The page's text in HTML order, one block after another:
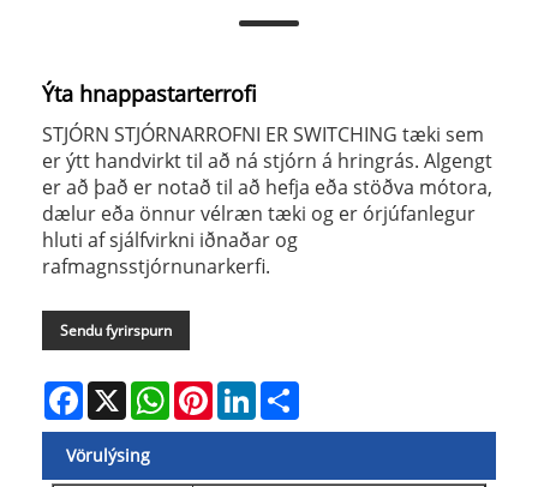
Ýta hnappastarterrofi
STJÓRN STJÓRNARROFNI ER SWITCHING tæki sem
er ýtt handvirkt til að ná stjórn á hringrás. Algengt
er að það er notað til að hefja eða stöðva mótora,
dælur eða önnur vélræn tæki og er órjúfanlegur
hluti af sjálfvirkni iðnaðar og
rafmagnsstjórnunarkerfi.
Sendu fyrirspurn
Facebook
X WhatsAppPinterestLinkedIn
Vörulýsing